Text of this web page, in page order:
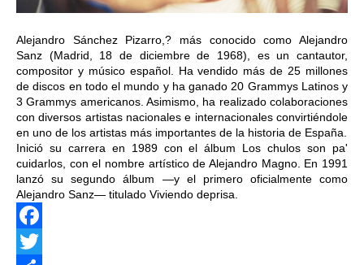
Alejandro Sánchez Pizarro,? más conocido como Alejandro
Sanz (Madrid, 18 de diciembre de 1968), es un cantautor,
compositor y músico español. Ha vendido más de 25 millones
de discos en todo el mundo y ha ganado 20 Grammys Latinos y
3 Grammys americanos. Asimismo, ha realizado colaboraciones
con diversos artistas nacionales e internacionales convirtiéndole
en uno de los artistas más importantes de la historia de España.
Inició su carrera en 1989 con el álbum Los chulos son pa'
cuidarlos, con el nombre artístico de Alejandro Magno. En 1991
lanzó su segundo álbum —y el primero oficialmente como
Alejandro Sanz— titulado Viviendo deprisa.
Facebook